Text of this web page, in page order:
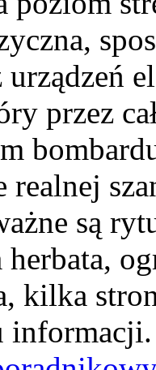
przez
realnej
są
kilka